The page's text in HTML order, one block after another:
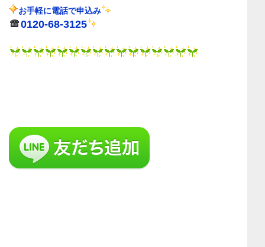
お手軽に電話で申込み
0120-68-3125